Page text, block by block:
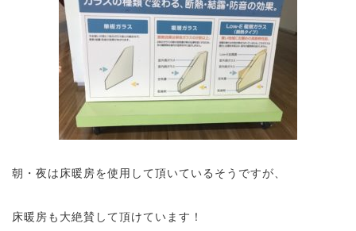
朝・夜は床暖房を使用して頂いているそうですが、
床暖房も大絶賛して頂けています！